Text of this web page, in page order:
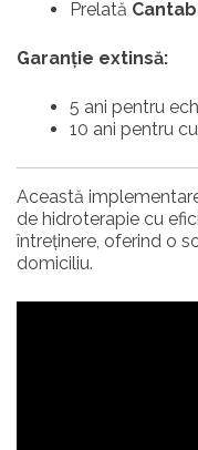
Prelată
Garanție extinsă:
5 ani pentru
10 ani pentru
Această
de hidroterapie cu
întreținere, oferind o
domiciliu.